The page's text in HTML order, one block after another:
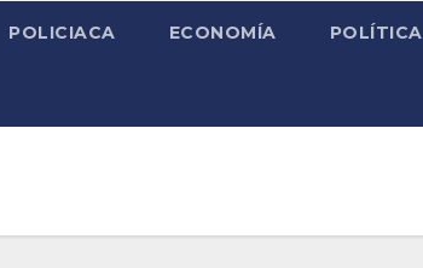
POLICIACA ECONOMÍA POLÍTICA